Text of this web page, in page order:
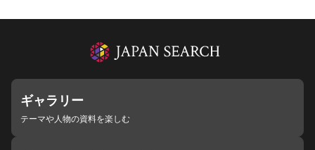
ギャラリー
テーマや人物の資料を楽しむ